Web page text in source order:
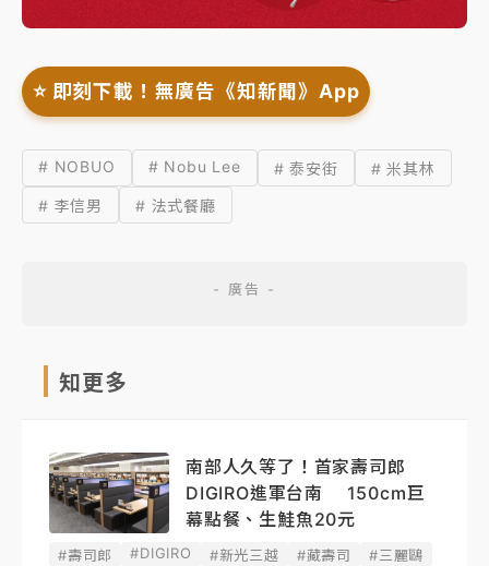
⭐️ 即刻下載！無廣告《知新聞》App
# NOBUO # Nobu Lee # 泰安街
# 米其林
# 李信男
# 法式餐廳
知更多
南部人久等了！首家壽司郎
DIGIRO進軍台南 150cm巨
幕點餐、生鮭魚20元
#壽司郎 #DIGIRO #新光三越 #藏壽司 #三麗鷗